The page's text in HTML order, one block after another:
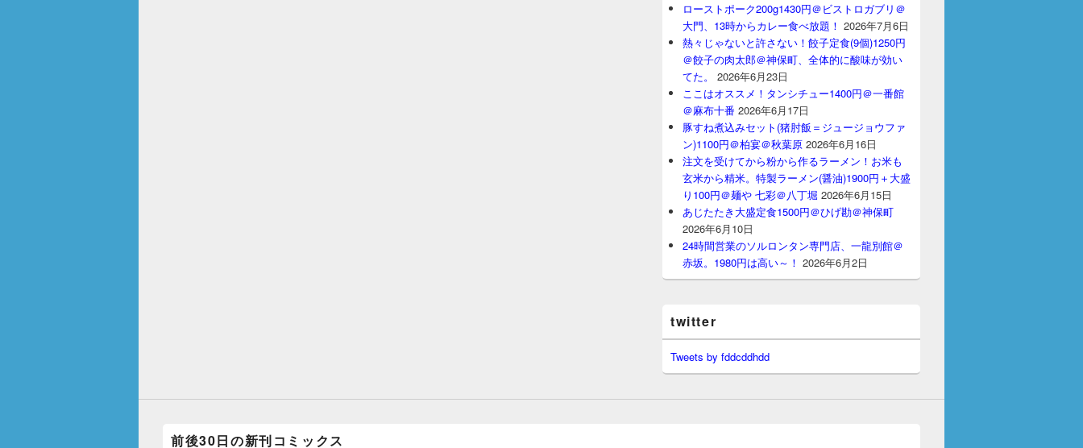
ローストポーク200g1430円＠ビストロガブリ＠
大門、13時からカレー食べ放題！ 2026年7月6日
熱々じゃないと許さない！餃子定食(9個)1250円
＠餃子の肉太郎＠神保町、全体的に酸味が効い
てた。
2026年6月23日
ここはオススメ！タンシチュー1400円＠一番館
＠麻布十番 2026年6月17日
豚すね煮込みセット(猪肘飯＝ジュージョウファ
ン)1100円＠柏宴＠秋葉原 2026年6月16日
注文を受けてから粉から作るラーメン！お米も
玄米から精米。特製ラーメン(醤油)1900円＋大盛
り100円＠麺や 七彩＠八丁堀 2026年6月15日
あじたたき大盛定食1500円＠ひげ勘＠神保町
2026年6月10日
24時間営業のソルロンタン専門店、一龍別館＠
赤坂。1980円は高い～！ 2026年6月2日
twitter
Tweets by fddcddhdd
前後30日の新刊コミックス